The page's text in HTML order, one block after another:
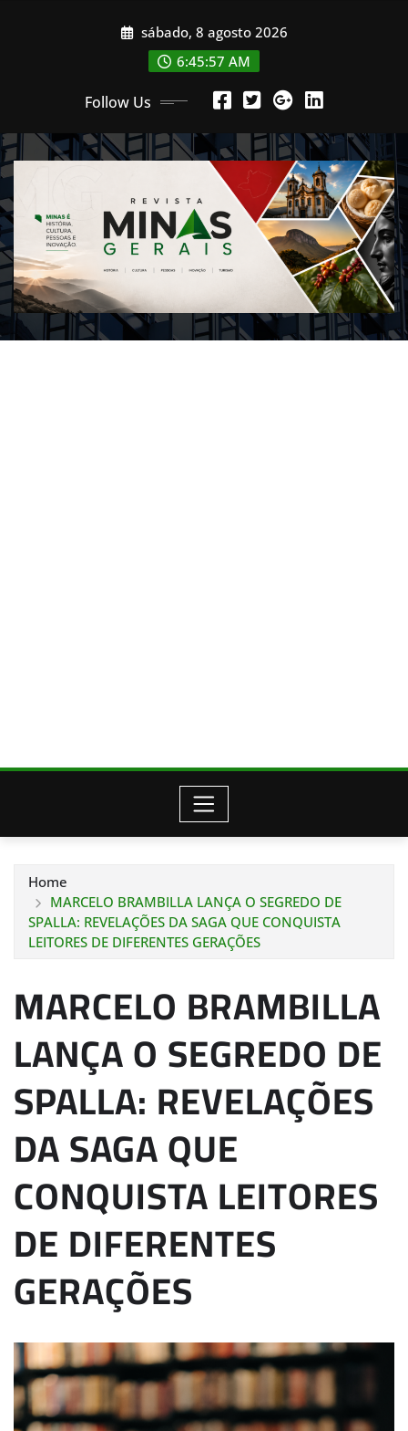
sábado, 8 agosto 2026
6:45:59 AM
Follow Us
Home
MARCELO BRAMBILLA LANÇA O SEGREDO DE
SPALLA: REVELAÇÕES DA SAGA QUE CONQUISTA
LEITORES DE DIFERENTES GERAÇÕES
MARCELO BRAMBILLA
LANÇA O SEGREDO DE
SPALLA: REVELAÇÕES
DA SAGA QUE
CONQUISTA LEITORES
DE DIFERENTES
GERAÇÕES